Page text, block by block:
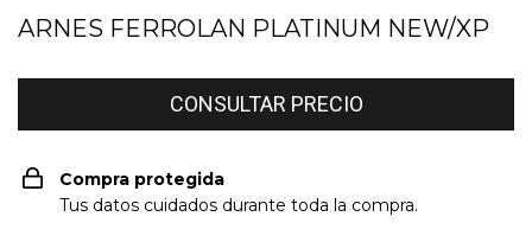
ARNES FERROLAN PLATINUM NEW/XP
Compra protegida
Tus datos cuidados durante toda la compra.